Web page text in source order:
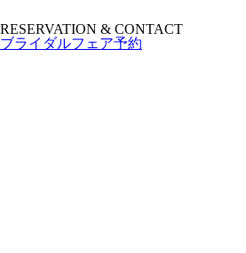
RESERVATION & CONTACT
ブライダルフェア予約